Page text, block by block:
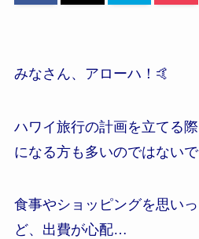
みなさん、アローハ！🤙
ハワイ旅行の計画を立てる際
になる方も多いのではない
食事やショッピングを思い
ど、出費が心配…